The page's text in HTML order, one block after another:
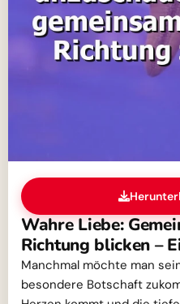
Wahre Liebe:
Richtung blicken –
Manchmal möchte man
besondere Botschaft